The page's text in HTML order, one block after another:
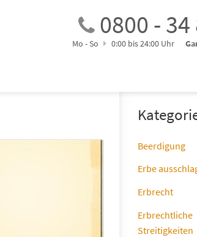
0800 - 34
Mo - So 0:00 bis 24:00 Uhr
Beerdigung
Erbe
Erbrecht
Erbrechtliche
Streitigkeiten